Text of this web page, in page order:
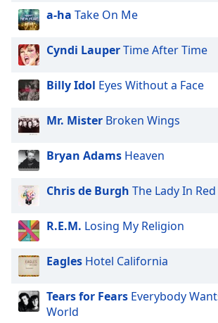
a-ha Take On Me
Cyndi LauperTime After Time
Billy Idol Eyes Without a Face
Mr. Mister Broken Wings
Bryan Adams Heaven
Chris de Burgh The Lady In Red
R.E.M. Losing My Religion
Eagles Hotel California
Tears for Fears Everybody
World